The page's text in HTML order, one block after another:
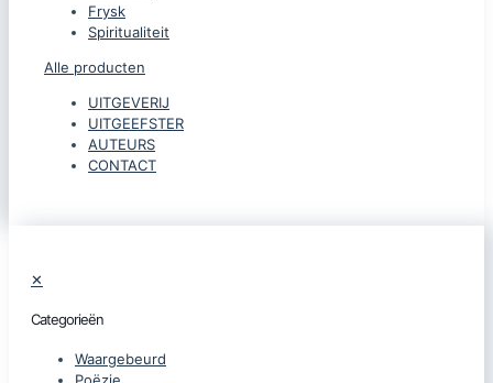
Frysk
Spiritualiteit
Alle producten
UITGEVERIJ
UITGEEFSTER
AUTEURS
CONTACT
✕
Categorieën
Waargebeurd